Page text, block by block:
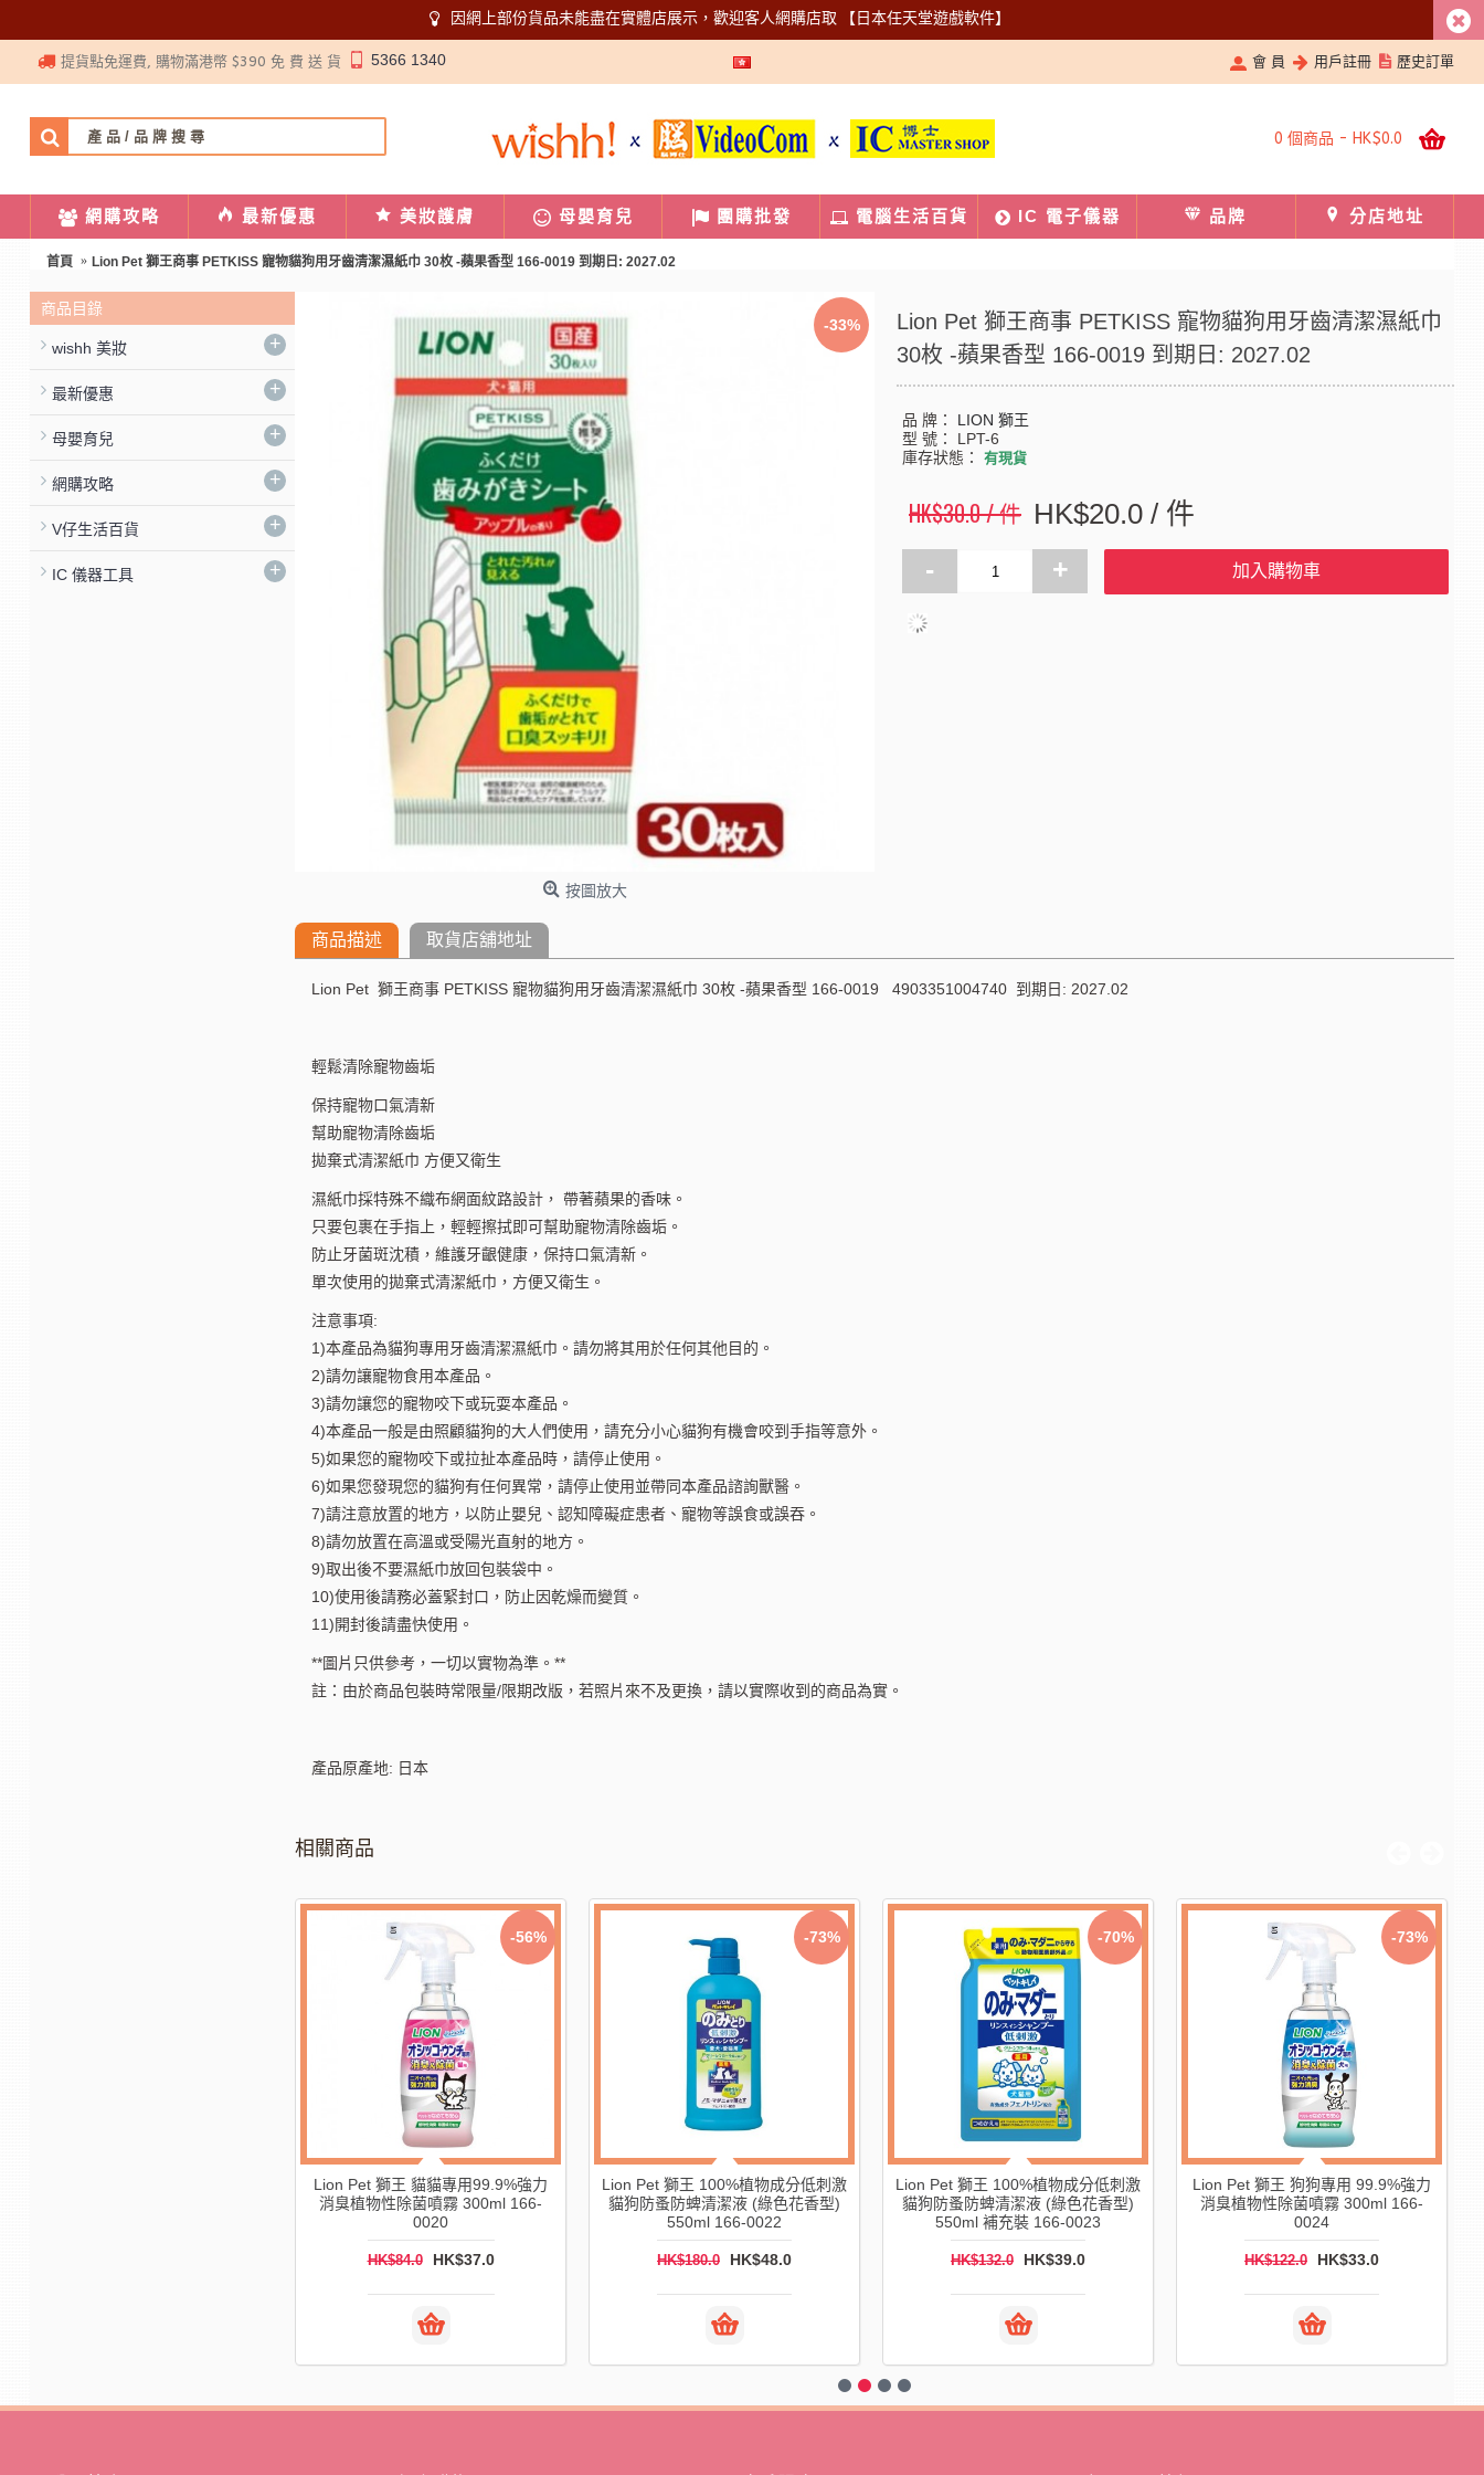
因網上部份貨品未能盡在實體店展示，歡迎客人網購店取 【日本任天堂遊戲軟件】
提貨點免運費, 購物滿港幣 $390 免 費 送 貨 5366 1340 會 員 用戶註冊 歷史訂單
0 個商品 - HK$0.0
網購攻略 最新優惠 美妝護膚 母嬰育兒 團購批發 電腦生活百貨 IC 電子儀器 品牌 分店地址
首頁 Lion Pet 獅王商事 PETKISS 寵物貓狗用牙齒清潔濕紙巾 30枚 -蘋果香型 166-0019 到期日: 2027.02
商品目錄
wishh 美妝 +
最新優惠 +
母嬰育兒 +
網購攻略 +
V仔生活百貨 +
IC 儀器工具 +
-33%
按圖放大
Lion Pet 獅王商事 PETKISS 寵物貓狗用牙齒清潔濕紙巾
30枚 -蘋果香型 166-0019 到期日: 2027.02
品 牌： LION 獅王
型 號： LPT-6
庫存狀態： 有現貨
HK$30.0 / 件 HK$20.0 / 件
- + 加入購物車
商品描述 取貨店舖地址
Lion Pet 獅王商事 PETKISS 寵物貓狗用牙齒清潔濕紙巾 30枚 -蘋果香型 166-0019 4903351004740 到期日: 2027.02
輕鬆清除寵物齒垢
保持寵物口氣清新
幫助寵物清除齒垢
拋棄式清潔紙巾 方便又衛生
濕紙巾採特殊不織布網面紋路設計， 帶著蘋果的香味。
只要包裹在手指上，輕輕擦拭即可幫助寵物清除齒垢。
防止牙菌斑沈積，維護牙齦健康，保持口氣清新。
單次使用的拋棄式清潔紙巾，方便又衛生。
注意事項:
1)本產品為貓狗專用牙齒清潔濕紙巾。請勿將其用於任何其他目的。
2)請勿讓寵物食用本產品。
3)請勿讓您的寵物咬下或玩耍本產品。
4)本產品一般是由照顧貓狗的大人們使用，請充分小心貓狗有機會咬到手指等意外。
5)如果您的寵物咬下或拉扯本產品時，請停止使用。
6)如果您發現您的貓狗有任何異常，請停止使用並帶同本產品諮詢獸醫。
7)請注意放置的地方，以防止嬰兒、認知障礙症患者、寵物等誤食或誤吞。
8)請勿放置在高溫或受陽光直射的地方。
9)取出後不要濕紙巾放回包裝袋中。
10)使用後請務必蓋緊封口，防止因乾燥而變質。
11)開封後請盡快使用。
**圖片只供參考，一切以實物為準。**
註：由於商品包裝時常限量/限期改版，若照片來不及更換，請以實際收到的商品為實。
產品原產地: 日本
相關商品
-56%
Lion Pet 獅王 狗狗專用 99.9%強力
消臭植物性除菌噴霧 280ml 補充裝
166-0025
HK$78.0 HK$34.0
-63%
Lion Pet 獅王 寵物布製品洗衣液
(離毛效果) 320g 補充裝 166-0031
HK$75.0 HK$28.0
-64%
Lion Pet 獅王 寵物布製品洗衣液
(離毛效果) 400g 166-0027
HK$90.0 HK$32.0
-26%
LION 獅王 SYSTEMA TOOTH
BRUSH 細齒潔電動牙刷替換刷頭超
軟毛細毛
HK$199.0 HK$148.0